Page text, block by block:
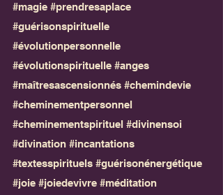
#magie #prendresaplace
#guérisonspirituelle
#évolutionpersonnelle
#évolutionspirituelle #anges
#maîtresascensionnés #chemindevie
#cheminementpersonnel
#cheminementspirituel #divinensoi
#divination #incantations
#textesspirituels #guérisonénergétique
#joie #joiedevivre #méditation